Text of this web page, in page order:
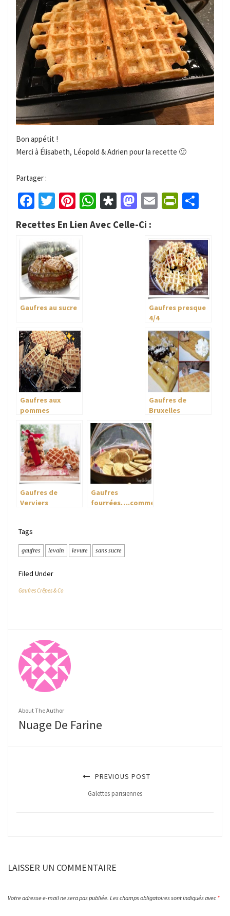
Bon appétit !
Merci à Élisabeth, Léopold & Adrien pour la recette 🙂
Partager :
Facebook
Twitter
Pinterest
WhatsApp
Diaspora
Mastodon
Email
Recettes En Lien Avec Celle-Ci :
Gaufres au sucre
Gaufres presque
4/4
Gaufres aux
pommes
Gaufres de
Bruxelles
Gaufres de
Verviers
Gaufres
fourrées….comme
Tags
gaufres levain levure sans sucre
Filed Under
Gaufres Crêpes & Co
About The Author
Nuage De Farine
PREVIOUS POST
Galettes parisiennes
LAISSER UN COMMENTAIRE
Votre adresse e-mail ne sera pas publiée. Les champs obligatoires sont indiqués avec *